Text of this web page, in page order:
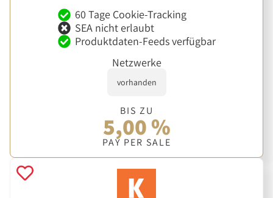
60 Tage Cookie-Tracking
SEA nicht erlaubt
Produktdaten-Feeds verfügbar
Netzwerke
vorhanden
BIS ZU
5,00 %
PAY PER SALE